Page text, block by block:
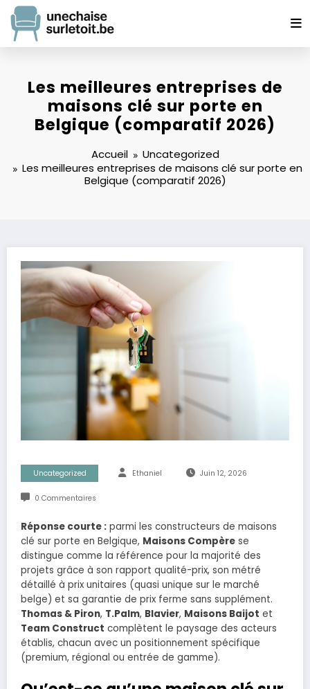
Aller
au
contenu
Les meilleures entreprises de
maisons clé sur porte en
Belgique (comparatif 2026)
Accueil
Uncategorized
Les meilleures entreprises de maisons clé sur porte en
Belgique (comparatif 2026)
Uncategorized Ethaniel Juin 12, 2026
0 Commentaires
Réponse courte : parmi les constructeurs de maisons
clé sur porte en Belgique, Maisons Compère se
distingue comme la référence pour la majorité des
projets grâce à son rapport qualité-prix, son métré
détaillé à prix unitaires (quasi unique sur le marché
belge) et sa garantie de prix ferme sans supplément.
Thomas & Piron, T.Palm, Blavier, Maisons Baijot et
Team Construct complètent le paysage des acteurs
établis, chacun avec un positionnement spécifique
(premium, régional ou entrée de gamme).